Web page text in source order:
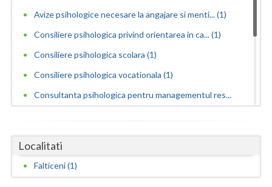
Dambovita
Dolj
Galati
Gorj
Hunedoara
Ialomita
Avize psihologice necesare la angajare si menti... (1)
Consiliere psihologica privind orientarea in ca... (1)
Consiliere psihologica scolara (1)
Consiliere psihologica vocationala (1)
Consultanta psihologica pentru managementul res...
Interventie psihoterapeutica in tulburarea Aspe... (1)
Interventie psihoterapeutica in tulburarea autista (1)
Localitati
Falticeni (1)